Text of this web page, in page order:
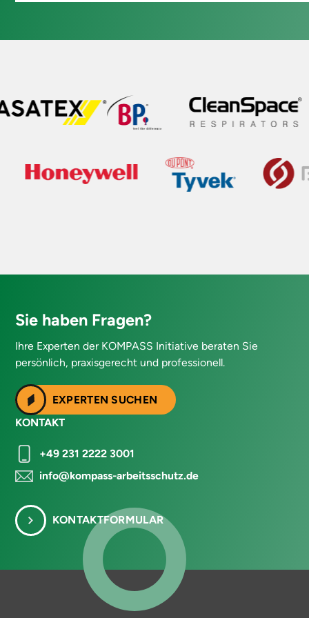
Sie haben Fragen?
Ihre Experten der KOMPASS Initiative beraten Sie
persönlich, praxisgerecht und professionell.
EXPERTEN SUCHEN
KONTAKT
+49 231 2222 3001
info@kompass-arbeitsschutz.de
KONTAKTFORMULAR